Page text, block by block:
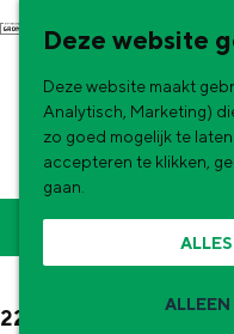
Deze website
Deze website maakt
Analytisch, Marketing)
zo goed mogelijk te
accepteren te klikken,
gaan.
G
h
Nieuwe
MEER IN
a
t
o
22 resultaten
S